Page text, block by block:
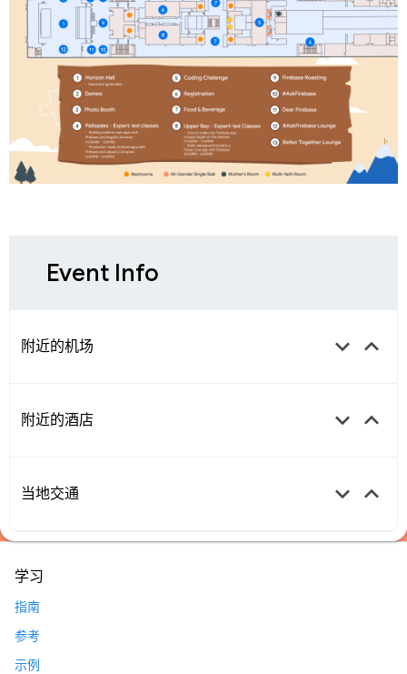
Event Info
附近的机场 keyboard_arrow_down keyboard_arrow_up
附近的酒店 keyboard_arrow_down keyboard_arrow_up
当地交通 keyboard_arrow_down keyboard_arrow_up
学习
指南
参考
示例